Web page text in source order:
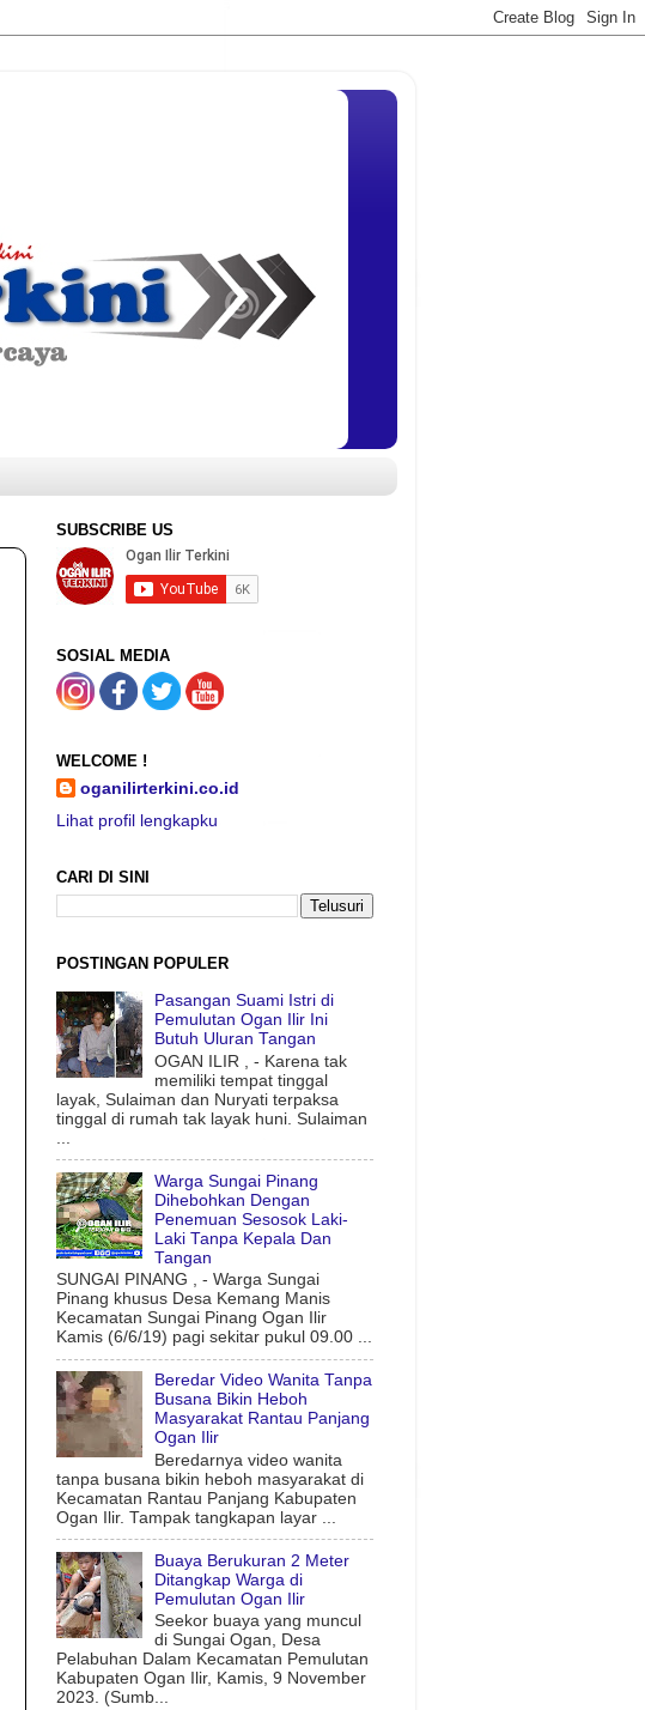
SUBSCRIBE US
SOSIAL MEDIA
WELCOME !
oganilirterkini.co.id
Lihat profil lengkapku
CARI DI SINI
POSTINGAN POPULER
Pasangan Suami Istri di
Pemulutan Ogan Ilir Ini
Butuh Uluran Tangan
OGAN ILIR , - Karena tak
memiliki tempat tinggal
layak, Sulaiman dan Nuryati terpaksa
tinggal di rumah tak layak huni. Sulaiman
Warga Sungai Pinang
Dihebohkan Dengan
Penemuan Sesosok Laki-
Laki Tanpa Kepala Dan
Tangan
SUNGAI PINANG , - Warga Sungai
Pinang khusus Desa Kemang Manis
Kecamatan Sungai Pinang Ogan Ilir
Kamis (6/6/19) pagi sekitar pukul 09.00 ...
Beredar Video Wanita Tanpa
Busana Bikin Heboh
Masyarakat Rantau Panjang
Ogan Ilir
Beredarnya video wanita
tanpa busana bikin heboh masyarakat di
Kecamatan Rantau Panjang Kabupaten
Ogan Ilir. Tampak tangkapan layar ...
Buaya Berukuran 2 Meter
Ditangkap Warga di
Pemulutan Ogan Ilir
Seekor buaya yang muncul
di Sungai Ogan, Desa
Pelabuhan Dalam Kecamatan Pemulutan
Kabupaten Ogan Ilir, Kamis, 9 November
2023. (Sumb...